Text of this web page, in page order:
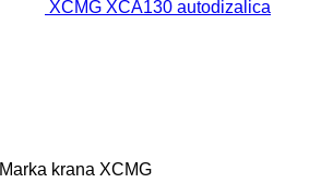
XCMG XCA130 autodizalica
Marka krana XCMG